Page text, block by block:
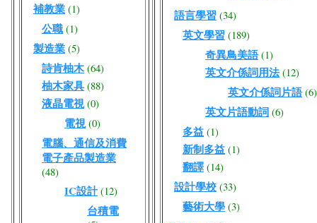
補教業 (1)
公職 (1)
製造業 (5)
詩肯柚木 (64)
柚木家具 (88)
液晶電視 (0)
電視 (0)
電腦、通信及消費
電子產品製造業
(48)
IC設計 (12)
台積電
語言學習 (34)
英文學習 (189)
奇異鳥美語 (1)
英文介係詞用法 (12)
英文介係詞片語 (6)
英文片語動詞 (6)
多益 (1)
新制多益 (1)
翻譯 (14)
設計學校 (33)
藝術大學 (3)